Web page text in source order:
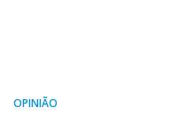
OPINIÃO